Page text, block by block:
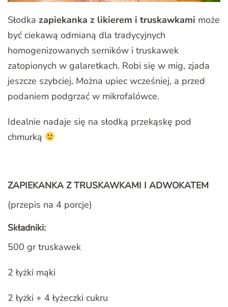
Słodka zapiekanka z likierem i truskawkami może
być ciekawą odmianą dla tradycyjnych
homogenizowanych serników i truskawek
zatopionych w galaretkach. Robi się w mig, zjada
jeszcze szybciej. Można upiec wcześniej, a przed
podaniem podgrzać w mikrofalówce.
Idealnie nadaje się na słodką przekąskę pod
chmurką
ZAPIEKANKA Z TRUSKAWKAMI I ADWOKATEM
(przepis na 4 porcje)
Składniki:
500 gr truskawek
2 łyżki mąki
2 łyżki + 4 łyżeczki cukru